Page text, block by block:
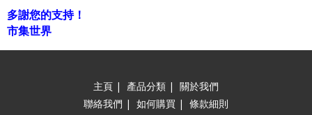
多謝您的支持！
市集世界
主頁 | 產品分類 | 關於我們
聯絡我們 | 如何購買 | 條款細則